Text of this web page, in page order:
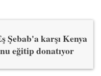
Şebab'a karşı Kenya
eğitip donatıyor